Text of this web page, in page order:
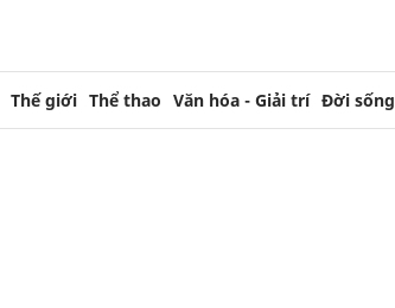
Thế giới Thể thao Văn hóa - Giải trí Đời sống